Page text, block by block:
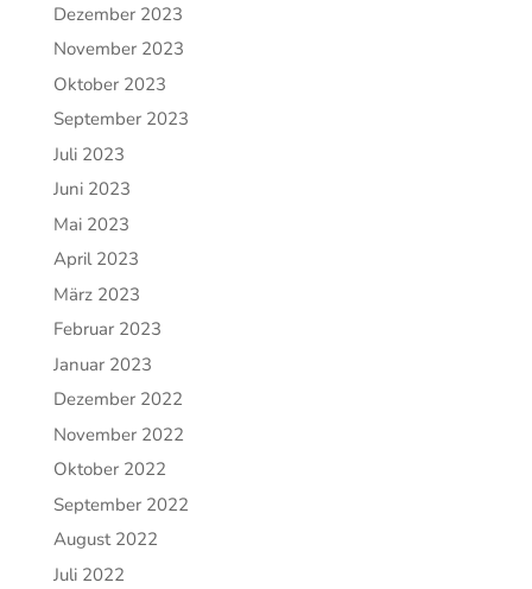
Dezember 2023
November 2023
Oktober 2023
September 2023
Juli 2023
Juni 2023
Mai 2023
April 2023
März 2023
Februar 2023
Januar 2023
Dezember 2022
November 2022
Oktober 2022
September 2022
August 2022
Juli 2022